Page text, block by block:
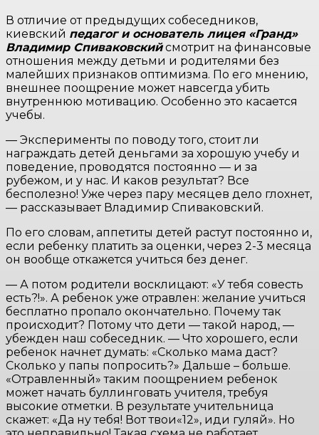
В отличие от предыдущих собеседников,
киевский педагог и основатель лицея «Гранд»
Владимир Спиваковскийсмотрит на финансовые
отношения между детьми и родителями без
малейших признаков оптимизма. По его мнению,
внешнее поощрение может навсегда убить
внутреннюю мотивацию. Особенно это касается
учебы.
— Эксперименты по поводу того, стоит ли
награждать детей деньгами за хорошую учебу и
поведение, проводятся постоянно — и за
рубежом, и у нас. И каков результат? Все
бесполезно! Уже через пару месяцев дело глохнет,
— рассказывает Владимир Спиваковский.
По его словам, аппетиты детей растут постоянно и,
если ребенку платить за оценки, через 2-3 месяца
он вообще откажется учиться без денег.
— А потом родители восклицают: «У тебя совесть
есть?!». А ребенок уже отравлен: желание учиться
бесплатно пропало окончательно. Почему так
происходит? Потому что дети — такой народ, —
убежден наш собеседник. — Что хорошего, если
ребенок начнет думать: «Сколько мама даст?
Сколько у папы попросить?» Дальше – больше.
«Отравленный» таким поощрением ребенок
может начать буллинговать учителя, требуя
высокие отметки. В результате учительница
скажет: «Да ну тебя! Вот твои«12», иди гуляй». Но